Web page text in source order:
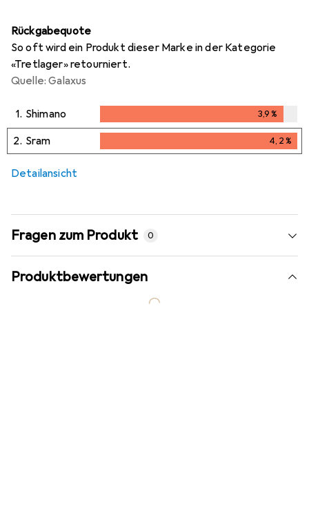
Rückgabequote
So oft wird ein Produkt dieser Marke in der Kategorie
«Tretlager» retourniert.
Quelle: Galaxus
1. Shimano 3,9%
3,9%
2. Sram 4,2%
4,2%
Detailansicht
Fragen zum Produkt 0
Produktbewertungen